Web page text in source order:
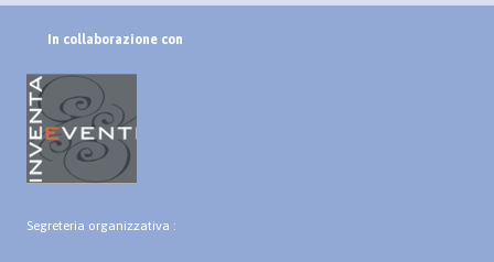
In collaborazione con
Segreteria organizzativa :